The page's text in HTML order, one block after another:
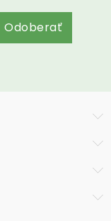
Odoberať